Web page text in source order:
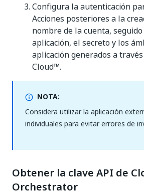
Configura la autenticación
Acciones posteriores a la
nombre de la cuenta,
aplicación, el secreto y los
aplicación generados a
Cloud™.
NOTA:
Considera utilizar la aplicación
individuales para evitar errores de
Obtener la clave API de
Orchestrator